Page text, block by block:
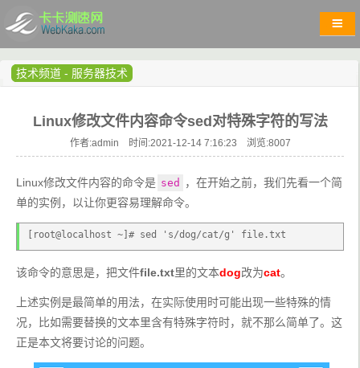
技术频道 - 服务器技术
Linux修改文件内容命令sed对特殊字符的写法
作者:admin 时间:2021-12-14 7:16:23 浏览:8007
Linux修改文件内容的命令是 sed
，在开始之前，我们先看一个简
单的实例，以让你更容易理解命令。
[root@localhost ~]# sed 's/dog/cat/g' file.txt
该命令的意思是，把文件file.txt里的文本dog改为cat。
上述实例是最简单的用法，在实际使用时可能出现一些特殊的情
况，比如需要替换的文本里含有特殊字符时，就不那么简单了。这
正是本文将要讨论的问题。